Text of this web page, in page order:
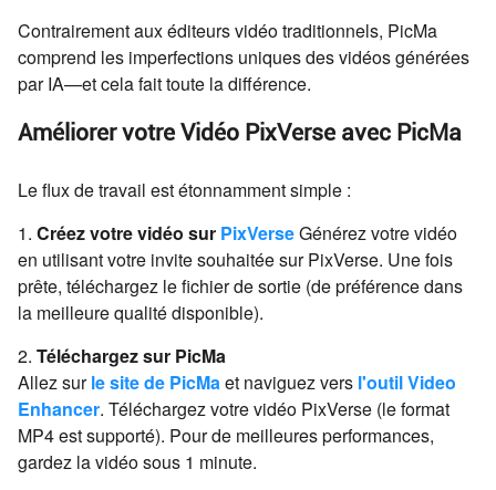
Contrairement aux éditeurs vidéo traditionnels, PicMa
comprend les imperfections uniques des vidéos générées
par IA—et cela fait toute la différence.
Améliorer votre Vidéo PixVerse avec PicMa
Le flux de travail est étonnamment simple :
1. Créez votre vidéo sur PixVerseGénérez votre vidéo
en utilisant votre invite souhaitée sur PixVerse. Une fois
prête, téléchargez le fichier de sortie (de préférence dans
la meilleure qualité disponible).
2. Téléchargez sur PicMa
Allez surle site de PicMaet naviguez vers l'outil Video
Enhancer. Téléchargez votre vidéo PixVerse (le format
MP4 est supporté). Pour de meilleures performances,
gardez la vidéo sous 1 minute.